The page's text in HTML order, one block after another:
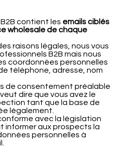
contient les emails ciblés
wholesale de chaque
raisons légales, nous vous
B2B mais nous
coordonnées personnelles
téléphone, adresse, nom
de consentement préalable
dire que vous avez le
tant que la base de
légalement.
avec la législation
informer aux prospects la
personnelles à